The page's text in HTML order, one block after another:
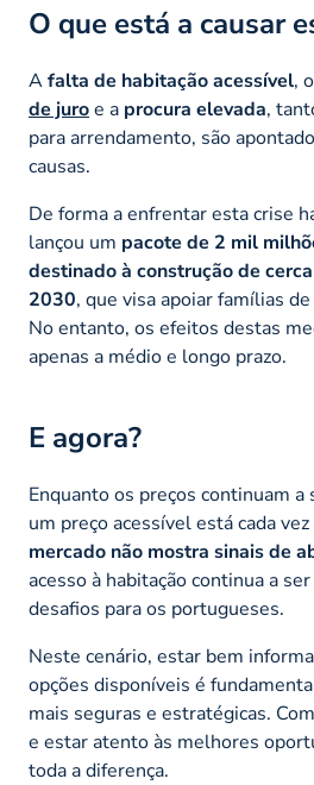
O que está a causar
Afalta de habitação acessível, o
de juroe a procura elevada,
para arrendamento, são
causas.
De forma a enfrentar esta crise
lançou um pacote de 2 mil
destinado à construção de
2030, que visa apoiar famílias
No entanto, os efeitos destas
apenas a médio e longo prazo. ​
E agora?
Enquanto os preços continuam a
um preço acessível está cada
mercado não mostra sinais de
acesso à habitação continua a
desafios para os portugueses.
Neste cenário, estar bem
opções disponíveis é
mais seguras e estratégicas.
e estar atento às melhores
toda a diferença.